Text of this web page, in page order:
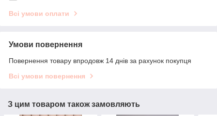
Всі умови оплати
Умови повернення
Повернення товару впродовж 14 днів за рахунок покупця
Всі умови повернення
З цим товаром також замовляють